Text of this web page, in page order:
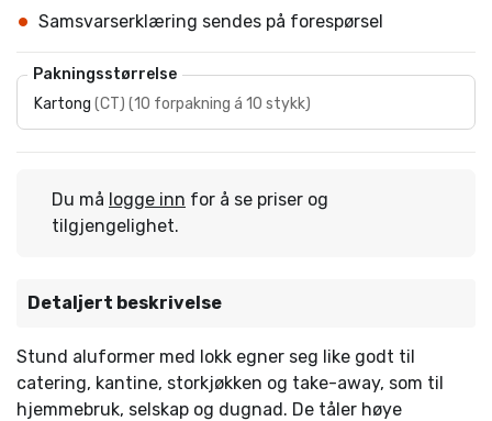
Samsvarserklæring sendes på forespørsel
Pakningsstørrelse
Kartong (CT) (10 forpakning á 10 stykk)
Du må logge inn for å se priser og
tilgjengelighet.
Detaljert beskrivelse
Stund aluformer med lokk egner seg like godt til
catering, kantine, storkjøkken og take-away, som til
hjemmebruk, selskap og dugnad. De tåler høye